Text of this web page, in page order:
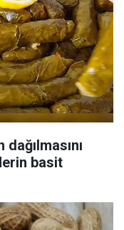
basit